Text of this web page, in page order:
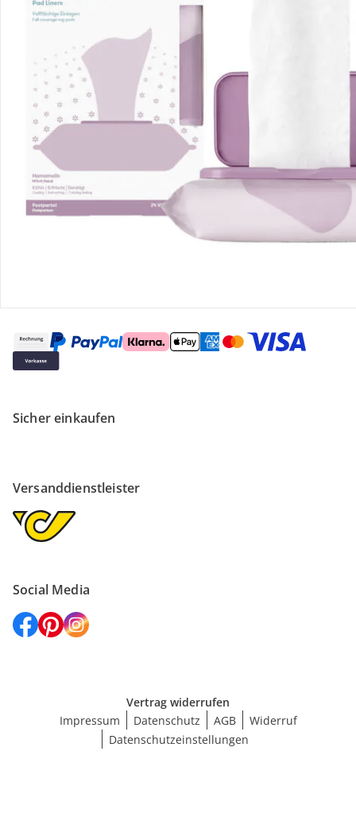
Gutscheine & Aktionen
Kontakt & Service
Filialen & Beratung
Sicher einkaufen
Versanddienstleister
Social Media
Vertrag widerrufen
Impressum
Datenschutz AGB
Widerruf
Datenschutzeinstellungen